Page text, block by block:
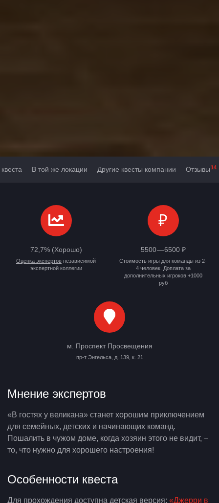
В той же локации Другие квесты компании Отзывы14
72,7% (Хорошо)
Оценка экспертов независимой
экспертной коллегии
₽
5500 — 6500 ₽
Стоимость игры для команды из 2-
4 человек. Доплата за
дополнительных игроков +1000
руб
м. Проспект Просвещения
пр-т Энгельса, д. 139, к. 21
Мнение экспертов
«В гостях у великана» станет хорошим приключением
для семейных, детских и начинающих команд.
Пошалить в чужом доме, когда хозяин этого не видит, −
то, что нужно для хорошего настроения!
Особенности квеста
Для прохождения доступна детская версия: «Джерри в